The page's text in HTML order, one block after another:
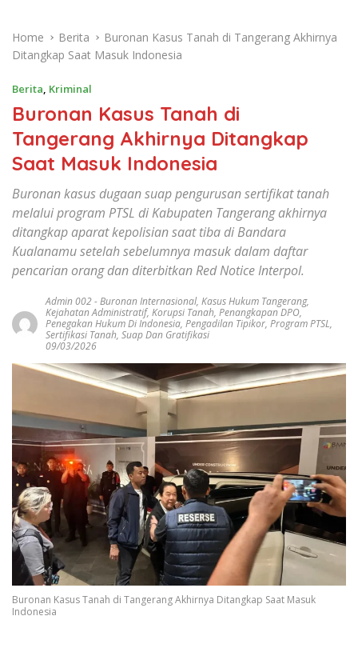
Home Berita
Buronan Kasus Tanah di Tangerang Akhirnya
Ditangkap Saat Masuk Indonesia
Berita, Kriminal
Buronan Kasus Tanah di
Tangerang Akhirnya Ditangkap
Saat Masuk Indonesia
Buronan kasus dugaan suap pengurusan sertifikat tanah
melalui program PTSL di Kabupaten Tangerang akhirnya
ditangkap aparat kepolisian saat tiba di Bandara
Kualanamu setelah sebelumnya masuk dalam daftar
pencarian orang dan diterbitkan Red Notice Interpol.
Admin 002-Buronan Internasional, Kasus Hukum Tangerang,
Kejahatan Administratif, Korupsi Tanah, Penangkapan DPO,
Penegakan Hukum Di Indonesia, Pengadilan Tipikor, Program PTSL,
Sertifikasi Tanah, Suap Dan Gratifikasi
09/03/2026
Buronan Kasus Tanah di Tangerang Akhirnya Ditangkap Saat Masuk
Indonesia